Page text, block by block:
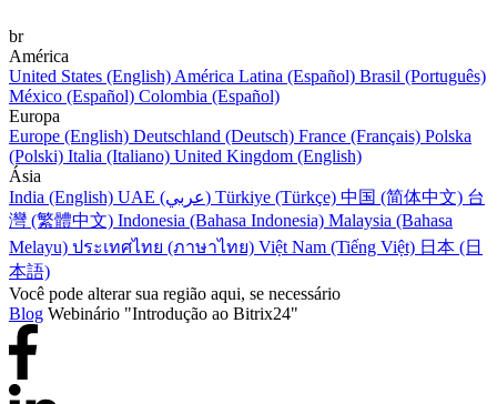
br
América
United States (English) América Latina (Español) Brasil (Português)
México (Español) Colombia (Español)
Europa
Europe (English) Deutschland (Deutsch) France (Français) Polska
(Polski) Italia (Italiano) United Kingdom (English)
Ásia
India (English)
UAE (عربي) Türkiye (Türkçe) 中国 (简体中文) 台
灣 (繁體中文) Indonesia (Bahasa Indonesia) Malaysia (Bahasa
Melayu) ประเทศไทย (ภาษาไทย) Việt Nam (Tiếng Việt) 日本 (日
本語)
Você pode alterar sua região aqui, se necessário
Blog Webinário "Introdução ao Bitrix24"